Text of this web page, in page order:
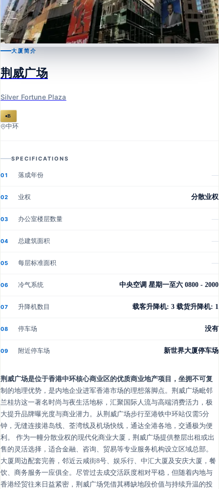
荆威广场
Silver Fortune Plaza
大厦简介
荆威广场
Silver Fortune Plaza
B
中环
SPECIFICATIONS
01 落成年份 —
02 业权 分散业权
03 办公室楼层数量 —
04 总建筑面积 —
05 每层标准面积 —
06 冷气系统 中央空调 星期一至六 0800 - 2000
07 升降机数目 载客升降机: 3 载货升降机: 1
08 停车场 没有
09 附近停车场 新世界大厦停车场
荆威广场是位于香港中环核心商业区的优质商业地产项目，坐拥不可复
制的地理优势，是内地企业进军香港市场的理想落脚点。荆威广场毗邻
兰桂坊这一著名时尚与夜生活地标，汇聚国际人流与高端消费活力，极
大提升品牌曝光度与商业潜力。从荆威广场步行至港铁中环站仅需5分
钟，无缝连接港岛线、荃湾线及机场快线，通达全港各地，交通极为便
利。 作为一幢分散业权的现代化商业大厦，荆威广场提供整层出租或出
售的灵活选择，适合金融、咨询、贸易等专业服务机构设立区域总部。
大厦周边配套完善，邻近云咸街8号、娱乐行、中汇大厦及安庆大厦，餐
饮、商务服务一应俱全。尽管过去成交活跃度相对平稳，但随着内地与
香港经贸往来日益紧密，荆威广场凭借其稀缺地段价值与持续升温的投